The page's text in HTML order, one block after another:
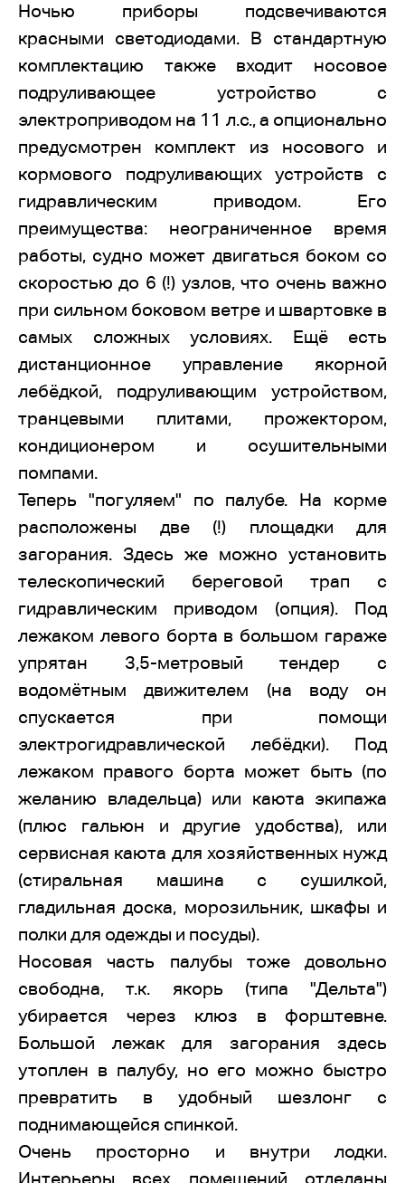
Ночью приборы подсвечиваются
красными светодиодами. В стандартную
комплектацию также входит носовое
подруливающее устройство с
электроприводом на 11 л.с., а опционально
предусмотрен комплект из носового и
кормового подруливающих устройств с
гидравлическим приводом. Его
преимущества: неограниченное время
работы, судно может двигаться боком со
скоростью до 6 (!) узлов, что очень важно
при сильном боковом ветре и швартовке в
самых сложных условиях. Ещё есть
дистанционное управление якорной
лебёдкой, подруливающим устройством,
транцевыми плитами, прожектором,
кондиционером и осушительными
помпами.
Теперь "погуляем" по палубе. На корме
расположены две (!) площадки для
загорания. Здесь же можно установить
телескопический береговой трап с
гидравлическим приводом (опция). Под
лежаком левого борта в большом гараже
упрятан 3,5-метровый тендер с
водомётным движителем (на воду он
спускается при помощи
электрогидравлической лебёдки). Под
лежаком правого борта может быть (по
желанию владельца) или каюта экипажа
(плюс гальюн и другие удобства), или
сервисная каюта для хозяйственных нужд
(стиральная машина с сушилкой,
гладильная доска, морозильник, шкафы и
полки для одежды и посуды).
Носовая часть палубы тоже довольно
свободна, т.к. якорь (типа "Дельта")
убирается через клюз в форштевне.
Большой лежак для загорания здесь
утоплен в палубу, но его можно быстро
превратить в удобный шезлонг с
поднимающейся спинкой.
Очень просторно и внутри лодки.
Интерьеры всех помещений отделаны